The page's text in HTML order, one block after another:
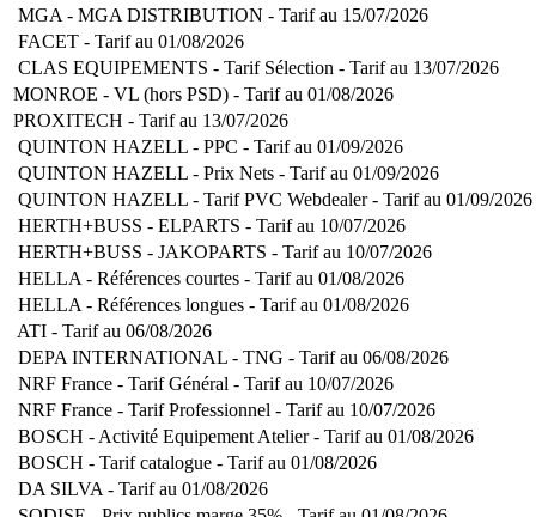
MGA - MGA DISTRIBUTION - Tarif au 15/07/2026
FACET - Tarif au 01/08/2026
CLAS EQUIPEMENTS - Tarif Sélection - Tarif au 13/07/2026
MONROE - VL (hors PSD) - Tarif au 01/08/2026
PROXITECH - Tarif au 13/07/2026
QUINTON HAZELL - PPC - Tarif au 01/09/2026
QUINTON HAZELL - Prix Nets - Tarif au 01/09/2026
QUINTON HAZELL - Tarif PVC Webdealer - Tarif au 01/09/2026
HERTH+BUSS - ELPARTS - Tarif au 10/07/2026
HERTH+BUSS - JAKOPARTS - Tarif au 10/07/2026
HELLA - Références courtes - Tarif au 01/08/2026
HELLA - Références longues - Tarif au 01/08/2026
ATI - Tarif au 06/08/2026
DEPA INTERNATIONAL - TNG - Tarif au 06/08/2026
NRF France - Tarif Général - Tarif au 10/07/2026
NRF France - Tarif Professionnel - Tarif au 10/07/2026
BOSCH - Activité Equipement Atelier - Tarif au 01/08/2026
BOSCH - Tarif catalogue - Tarif au 01/08/2026
DA SILVA - Tarif au 01/08/2026